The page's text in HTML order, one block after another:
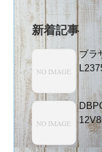
新着記事
ブラ